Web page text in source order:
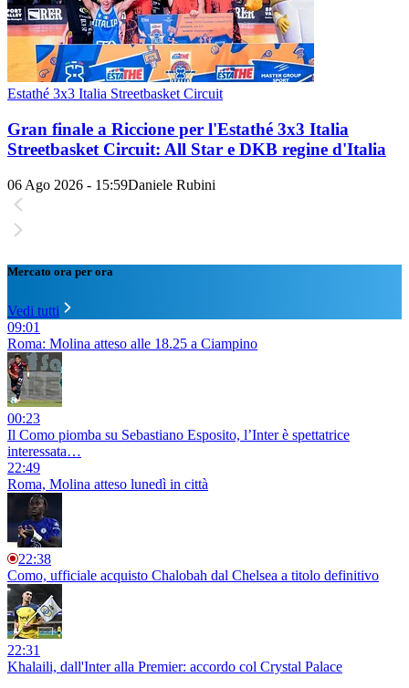
Estathé 3x3 Italia Streetbasket Circuit
Gran finale a Riccione per l'Estathé 3x3 Italia
Streetbasket Circuit: All Star e DKB regine d'Italia
06 Ago 2026 - 15:59Daniele Rubini
Mercato ora per ora
Vedi tutti
09:01
Roma: Molina atteso alle 18.25 a Ciampino
00:23
Il Como piomba su Sebastiano Esposito, l’Inter è spettatrice
interessata…
22:49
Roma, Molina atteso lunedì in città
22:38
Como, ufficiale acquisto Chalobah dal Chelsea a titolo definitivo
22:31
Khalaili, dall'Inter alla Premier: accordo col Crystal Palace